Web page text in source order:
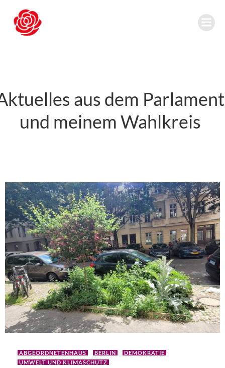
aus dem Parlament
und meinem Wahlkreis
ABGEORDNETENHAUS BERLIN
DEMOKRATIE
UMWELT UND KLIMASCHUTZ